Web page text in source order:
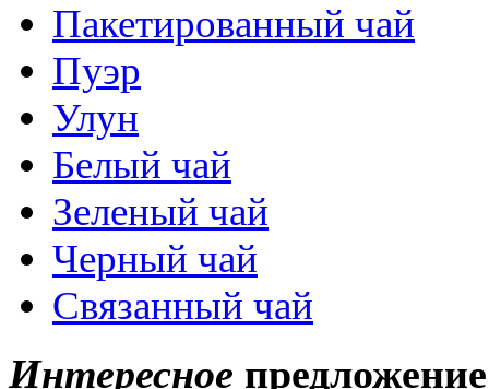
Пакетированный чай
Пуэр
Улун
Белый чай
Зеленый чай
Черный чай
Связанный чай
Интересное предложение